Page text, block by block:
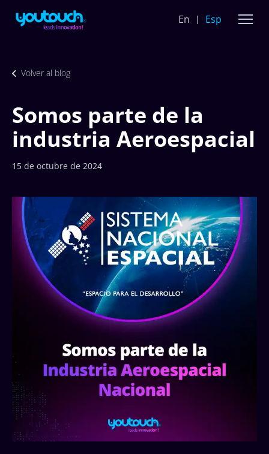
En Esp
Volver al blog
Somos parte de la
industria Aeroespacial
15 de octubre de 2024